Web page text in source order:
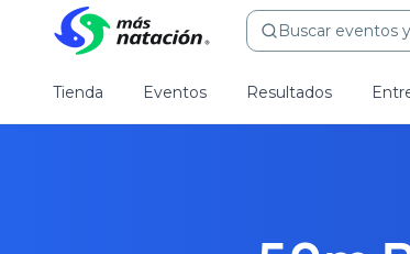
Buscar eventos
Tienda Eventos Resultados